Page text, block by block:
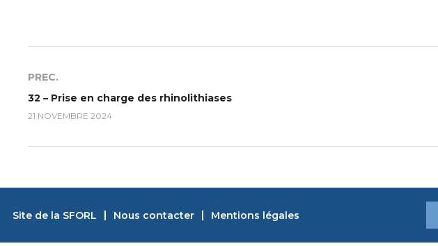
PREC.
32 – Prise en charge des rhinolithiases
21 NOVEMBRE 2024
Site de la SFORL Nous contacter Mentions légales